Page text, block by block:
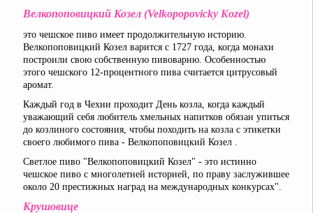
Велкопоповицкий Козел (Velkopopovicky Kozel)
это чешское пиво имеет продолжительную историю.
Велкопоповицкий Козел варится с 1727 года, когда монахи
построили свою собственную пивоварню. Особенностью
этого чешского 12-процентного пива считается цитрусовый
аромат.
Каждый год в Чехии проходит День козла, когда каждый
уважающий себя любитель хмельных напитков обязан упиться
до козлиного состояния, чтобы походить на козла с этикетки
своего любимого пива - Велкопоповицкий Козел .
Светлое пиво "Велкопоповицкий Козел" - это истинно
чешское пиво с многолетней историей, по праву заслужившее
около 20 престижных наград на международных конкурсах".
Крушовице